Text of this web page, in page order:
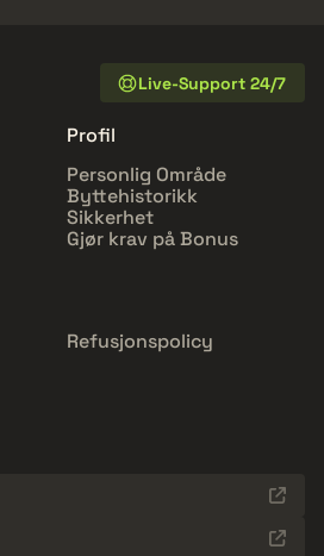
Live-Support 24/7
Profil
Personlig Område
Byttehistorikk
Sikkerhet
Gjør krav på Bonus
Refusjonspolicy